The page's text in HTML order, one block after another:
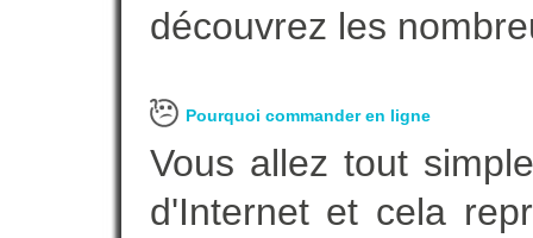
découvrez les
Pourquoi commander en ligne
Vous allez tout
d'Internet et cela